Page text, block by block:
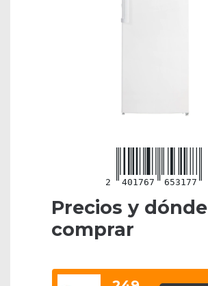
2 401767 653177
Precios y dónde
comprar